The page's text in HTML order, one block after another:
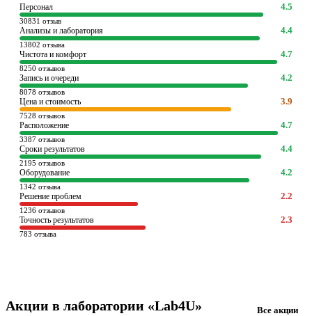
Персонал 4.5
30831 отзыв
Анализы и лаборатория 4.4
13802 отзыва
Чистота и комфорт 4.7
8250 отзывов
Запись и очереди 4.2
8078 отзывов
Цена и стоимость 3.9
7528 отзывов
Расположение 4.7
3387 отзывов
Сроки результатов 4.4
2195 отзывов
Оборудование 4.2
1342 отзыва
Решение проблем 2.2
1236 отзывов
Точность результатов 2.3
783 отзыва
Акции в лаборатории «Lab4U» Все акции